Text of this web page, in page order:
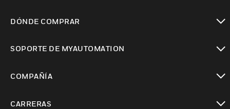
DÓNDE COMPRAR
SOPORTE DE MYAUTOMATION
COMPAÑÍA
CARRERAS